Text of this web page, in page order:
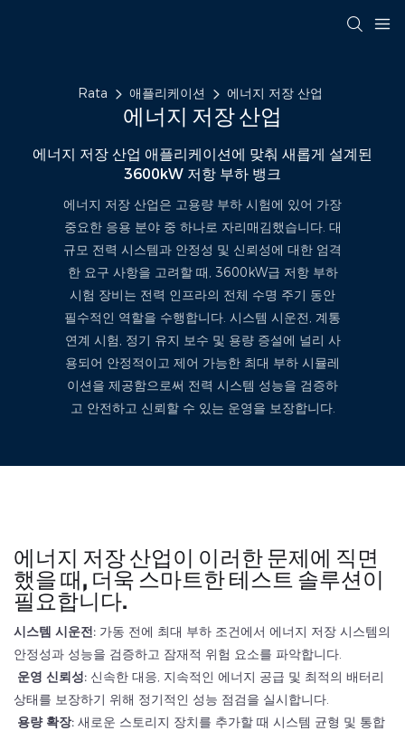
Rata 애플리케이션 에너지 저장 산업
에너지 저장 산업
에너지 저장 산업 애플리케이션에 맞춰 새롭게 설계된
3600kW 저항 부하 뱅크
에너지 저장 산업은 고용량 부하 시험에 있어 가장
중요한 응용 분야 중 하나로 자리매김했습니다. 대
규모 전력 시스템과 안정성 및 신뢰성에 대한 엄격
한 요구 사항을 고려할 때, 3600kW급 저항 부하
시험 장비는 전력 인프라의 전체 수명 주기 동안
필수적인 역할을 수행합니다. 시스템 시운전, 계통
연계 시험, 정기 유지 보수 및 용량 증설에 널리 사
용되어 안정적이고 제어 가능한 최대 부하 시뮬레
이션을 제공함으로써 전력 시스템 성능을 검증하
고 안전하고 신뢰할 수 있는 운영을 보장합니다.
에너지 저장 산업이 이러한 문제에 직면
했을 때, 더욱 스마트한 테스트 솔루션이
필요합니다.
시스템 시운전: 가동 전에 최대 부하 조건에서 에너지 저장 시스템의
안정성과 성능을 검증하고 잠재적 위험 요소를 파악합니다.
운영 신뢰성: 신속한 대응, 지속적인 에너지 공급 및 최적의 배터리
상태를 보장하기 위해 정기적인 성능 점검을 실시합니다.
용량 확장: 새로운 스토리지 장치를 추가할 때 시스템 균형 및 통합